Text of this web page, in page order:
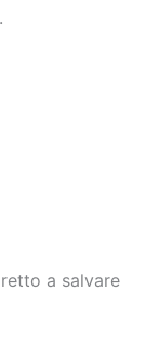
.
a salvare